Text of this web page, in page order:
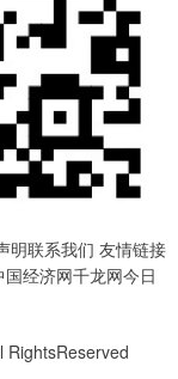
明联系我们 友情链接
经济网千龙网今日
RightsReserved